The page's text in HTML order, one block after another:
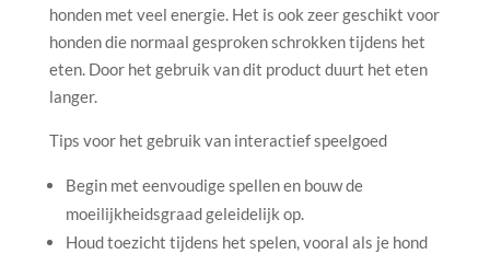
honden met veel energie. Het is ook zeer geschikt voor
honden die normaal gesproken schrokken tijdens het
eten. Door het gebruik van dit product duurt het eten
langer.
Tips voor het gebruik van interactief speelgoed
Begin met eenvoudige spellen en bouw de
moeilijkheidsgraad geleidelijk op.
Houd toezicht tijdens het spelen, vooral als je hond